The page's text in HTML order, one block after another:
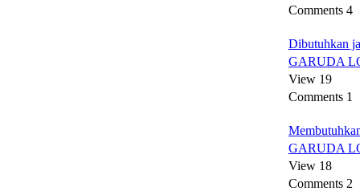
Comments 4
Dibutuhkan
GARUDA
View 19
Comments 1
GARUDA
View 18
Comments 2